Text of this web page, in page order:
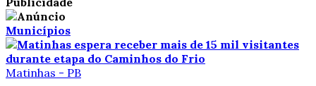
Municípios
Matinhas - PB